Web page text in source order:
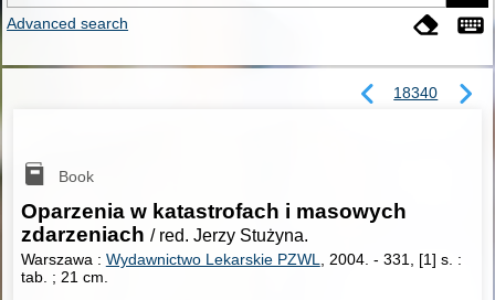
Advanced search
18340
Book
Oparzenia w katastrofach i masowych
zdarzeniach / red. Jerzy Stużyna.
Warszawa : Wydawnictwo Lekarskie PZWL , 2004. - 331, [1] s. :
tab. ; 21 cm.